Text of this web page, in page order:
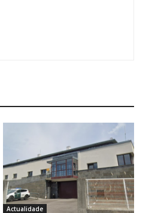
Actualidade